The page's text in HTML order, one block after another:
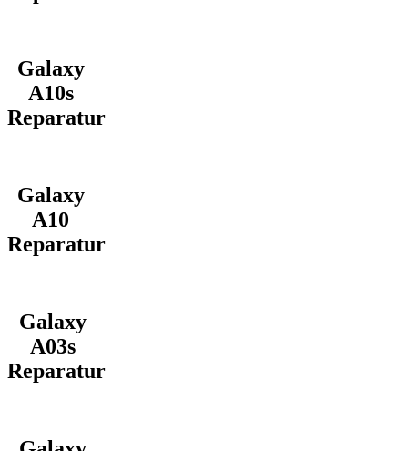
Galaxy
A10s
Reparatur
Galaxy
A10
Reparatur
Galaxy
A03s
Reparatur